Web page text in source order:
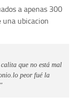
a apenas 300
una ubicacion
que no está mal
peor fué la